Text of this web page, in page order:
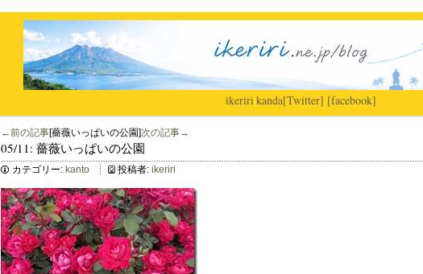
ikeriri|kanda[Twitter] [facebook]
←前の記事[薔薇いっぱいの公園]次の記事→
05/11: 薔薇いっぱいの公園
カテゴリー: kanto 投稿者: ikeriri